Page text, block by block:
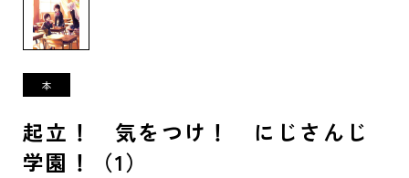
起立！ 気をつけ！ にじさんじ
学園！（1）